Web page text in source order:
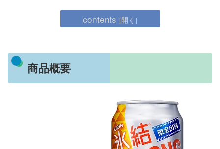
contents
商品概要